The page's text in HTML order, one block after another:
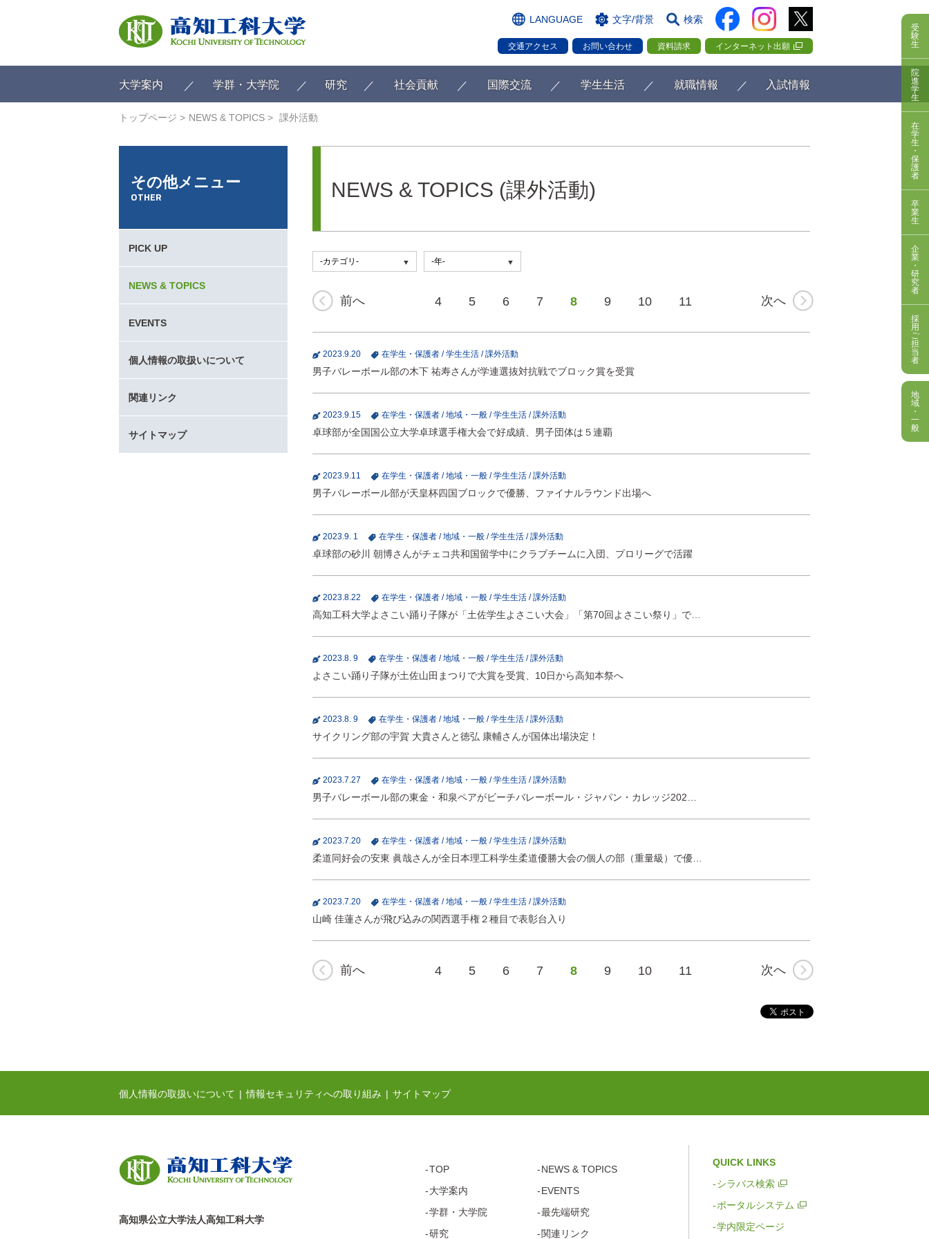
で
LANGUAGE 文字/背景 検索
交通アクセス お問い合わせ 資料請求 インターネット出願
大学案内 学群・大学院 研究 社会貢献 国際交流 学生生活 就職情報 入試情報
受
験
生
院
進
学
生
在
学
生
・
保
護
者
卒
業
生
企
業
・
研
究
者
採
用
ご
担
当
者
地
域
・
一
般
トップページ NEWS & TOPICS 課外活動
NEWS & TOPICS (課外活動)
前へ 4 5 6 7 8 9 10 11 次へ
2023.9.20 在学生・保護者 /学生生活 /課外活動
男子バレーボール部の木下 祐寿さんが学連選抜対抗戦でブロック賞を受賞
2023.9.15 在学生・保護者 /地域・一般 /学生生活 /課外活動
卓球部が全国国公立大学卓球選手権大会で好成績、男子団体は５連覇
2023.9.11 在学生・保護者 /地域・一般 /学生生活 /課外活動
男子バレーボール部が天皇杯四国ブロックで優勝、ファイナルラウンド出場へ
2023.9. 1 在学生・保護者 /地域・一般 /学生生活 /課外活動
卓球部の砂川 朝博さんがチェコ共和国留学中にクラブチームに入団、プロリーグで活躍
2023.8.22 在学生・保護者 /地域・一般 /学生生活 /課外活動
高知工科大学よさこい踊り子隊が「土佐学生よさこい大会」「第70回よさこい祭り」で…
2023.8. 9 在学生・保護者 /地域・一般 /学生生活 /課外活動
よさこい踊り子隊が土佐山田まつりで大賞を受賞、10日から高知本祭へ
2023.8. 9 在学生・保護者 /地域・一般 /学生生活 /課外活動
サイクリング部の宇賀 大貴さんと徳弘 康輔さんが国体出場決定！
2023.7.27 在学生・保護者 /地域・一般 /学生生活 /課外活動
男子バレーボール部の東金・和泉ペアがビーチバレーボール・ジャパン・カレッジ202…
2023.7.20 在学生・保護者 /地域・一般 /学生生活 /課外活動
柔道同好会の安東 眞哉さんが全日本理工科学生柔道優勝大会の個人の部（重量級）で優…
2023.7.20 在学生・保護者 /地域・一般 /学生生活 /課外活動
山崎 佳蓮さんが飛び込みの関西選手権２種目で表彰台入り
前へ 4 5 6 7 8 9 10 11 次へ
その他メニュー
OTHER
PICK UP
NEWS & TOPICS
EVENTS
個人情報の取扱いについて
関連リンク
サイトマップ
個人情報の取扱いについて 情報セキュリティへの取り組み サイトマップ
高知県公立大学法人高知工科大学
TOP
大学案内
学群・ 大学院
研究
NEWS & TOPICS
EVENTS
最先端研究
関連リンク
QUICK LINKS
シラバス検索
ポータルシステム
学内限定ページ